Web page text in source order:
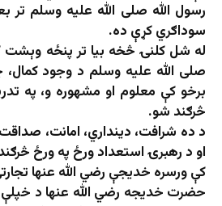
رسول الله صلی الله علیه وسلم
سوداګري کړې ده.
له شل کلنۍ څخه بیا تر پنځه وېشت
صلی الله علیه وسلم د وجود
برخو کې معلوم او مشهوره و، په
څرګند شو.
د ده شرافت، دینداري، امانت،
او د رهبرۍ استعداد ورځ په ورځ
کې ورسره خدیجې رضي الله عنها
حضرت خدیجه رضي الله عنها د خپلې